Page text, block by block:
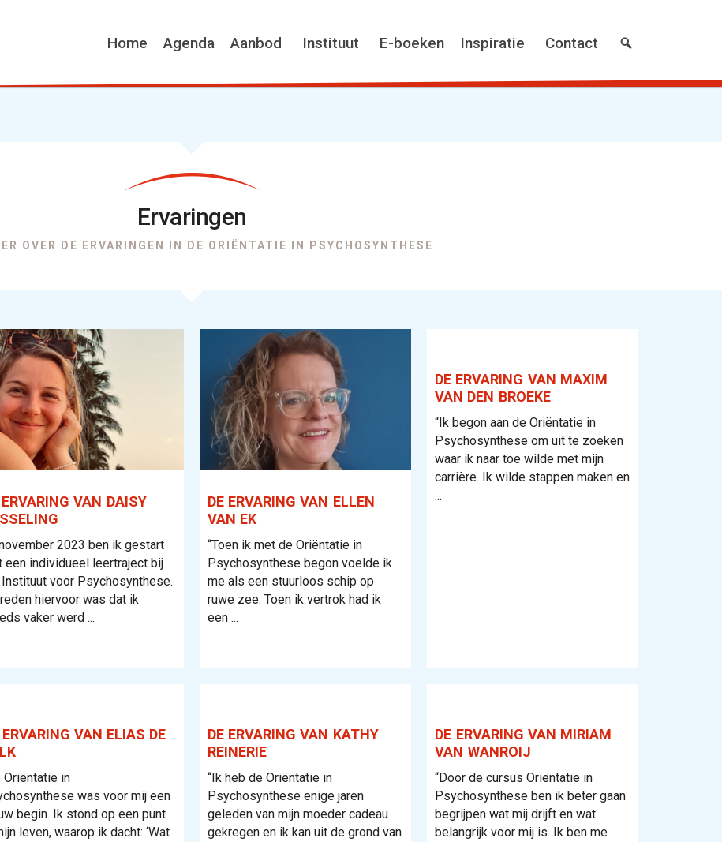
Home Agenda Aanbod Instituut E-boeken Inspiratie Contact
Ervaringen
OVER DE ERVARINGEN IN DE ORIËNTATIE IN PSYCHOSYNTHESE
ERVARING VAN DAISY
2023 ben ik gestart
een individueel leertraject bij
Instituut voor Psychosynthese.
hiervoor was dat ik
vaker werd ...
DE ERVARING VAN ELLEN
VAN EK
“Toen ik met de Oriëntatie in
Psychosynthese begon voelde ik
me als een stuurloos schip op
ruwe zee. Toen ik vertrok had ik
een ...
DE ERVARING VAN MAXIM
VAN DEN BROEKE
“Ik begon aan de Oriëntatie in
Psychosynthese om uit te zoeken
waar ik naar toe wilde met mijn
carrière. Ik wilde stappen maken en
...
ERVARING VAN ELIAS DE
Oriëntatie in
was voor mij een
begin. Ik stond op een punt
leven, waarop ik dacht: ‘Wat
DE ERVARING VAN KATHY
REINERIE
“Ik heb de Oriëntatie in
Psychosynthese enige jaren
geleden van mijn moeder cadeau
gekregen en ik kan uit de grond van
DE ERVARING VAN MIRIAM
VAN WANROIJ
“Door de cursus Oriëntatie in
Psychosynthese ben ik beter gaan
begrijpen wat mij drijft en wat
belangrijk voor mij is. Ik ben me